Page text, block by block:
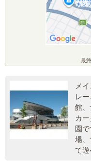
最
メ
レ
館、
カ
園
場、
て遊